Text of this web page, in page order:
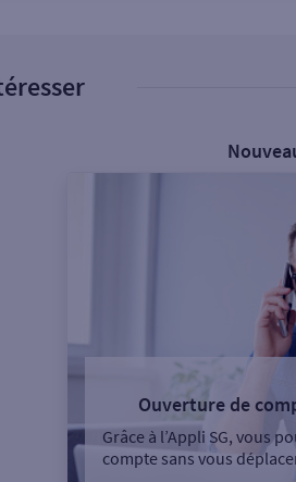
Ouverture de
Grâce à l’Appli SG, vous
compte sans vous